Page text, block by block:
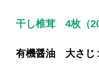
干し椎茸 4枚（
有機醤油 大さじ